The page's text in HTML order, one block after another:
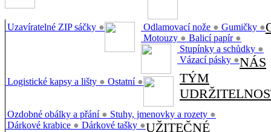
Uzavíratelné ZIP sáčky ● Odlamovací nože ● Gumičky ●
Motouzy ● Balicí papír ●
Stupínky a schůdky ●
Vázací pásky ●
Logistické kapsy a lišty ● Ostatní ●
Ozdobné obálky a přání ● Stuhy, jmenovky a rozety ●
Dárkové krabice ● Dárkové tašky ●
NÁS
TÝM
UŽITEČNÉ